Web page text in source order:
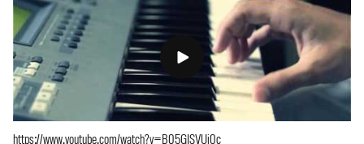
https://www.youtube.com/watch?v=B05GJSVUi0c